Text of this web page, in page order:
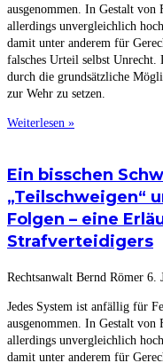
ausgenommen. In Gestalt von
allerdings unvergleichlich
damit unter anderem für
falsches Urteil selbst Unrecht.
durch die grundsätzliche
zur Wehr zu setzen.
Weiterlesen »
Ein bisschen
„Teilschweigen“
Folgen – eine
Strafverteidigers
Rechtsanwalt Bernd Römer 6.
Jedes System ist anfällig für
ausgenommen. In Gestalt von
allerdings unvergleichlich
damit unter anderem für